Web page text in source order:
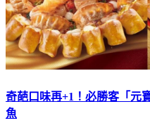
奇葩口味再+1！必勝客「
魚